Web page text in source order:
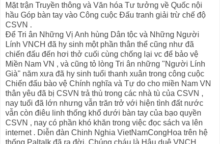
Mặt trận Truyền thông và Văn hóa Tư tưởng về Quốc nội
hầu Góp bàn tay vào Công cuộc Đấu tranh giải trừ chế độ
CSVN .
Để Tri ân Những Vị Anh hùng Dân tộc và Những Người
Lính VNCH đã hy sinh một phần thân thể cũng như đã
chiến đấu đến hơi thở cuối cùng chống lại vc để bảo vệ
Miền Nam VN , và cũng tỏ lòng Tri ân những "Người Lính
Già" năm xưa đã hy sinh tuổi thanh xuân trong công cuộc
Chiến đấu bào vệ Chính nghĩa và Tự do cho miền Nam VN
thân yêu đã bị CSVN trả thù trong các nhà tù của CSVN ,
nay tuổi đã lớn nhưng vẫn trăn trở với hiện tình đất nước
vẫn còn điêu linh thống khổ dưới bàn tay của bạo quyền
CSVN , nay có phần khó khăn trong việc đọc sách va lên
internet . Diễn đàn Chinh Nghia VietNamCongHoa trên hệ
thống Paltalk đã ra đời. Chúng cháu là Hậu duệ VNCH